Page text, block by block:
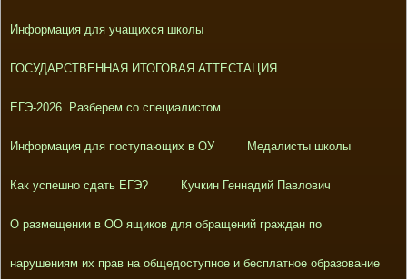
Информация для учащихся школы
ГОСУДАРСТВЕННАЯ ИТОГОВАЯ АТТЕСТАЦИЯ
ЕГЭ-2026. Разберем со специалистом
Информация для поступающих в ОУ Медалисты школы
Как успешно сдать ЕГЭ? Кучкин Геннадий Павлович
О размещении в ОО ящиков для обращений граждан по
нарушениям их прав на общедоступное и бесплатное образование